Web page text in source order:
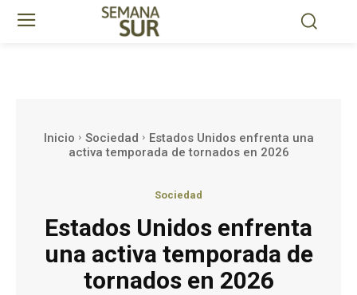
Inicio Sociedad
Estados Unidos enfrenta una
activa temporada de tornados en 2026
Sociedad
Estados Unidos enfrenta
una activa temporada de
tornados en 2026